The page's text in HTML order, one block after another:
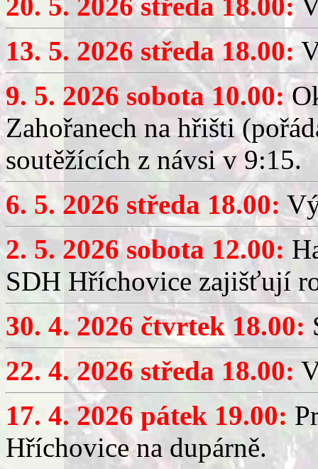
13. 5. 2026 středa 18.00:
9. 5. 2026 sobota 10.00:
Zahořanech na hřišti
soutěžících z návsi v 9:15.
6. 5. 2026 středa 18.00:
2. 5. 2026 sobota 12.00:
SDH Hříchovice zajišťují
30. 4. 2026 čtvrtek 18.00:
22. 4. 2026 středa 18.00:
17. 4. 2026 pátek 19.00:
Hříchovice na dupárně.